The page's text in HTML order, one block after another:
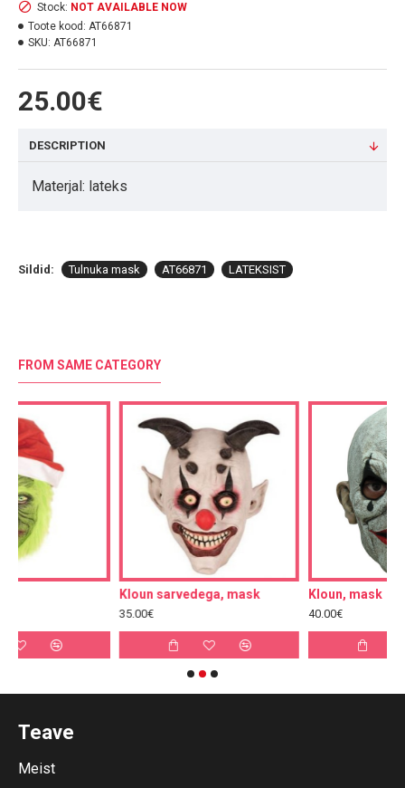
25.00€
Stock: NOT AVAILABLE NOW
Toote kood: AT66871
SKU: AT66871
DESCRIPTION
Materjal: lateks
Sildid: Tulnuka mask AT66871 LATEKSIST
FROM SAME CATEGORY
Kloun sarvedega, mask Kloun, mask
Teave
Meist